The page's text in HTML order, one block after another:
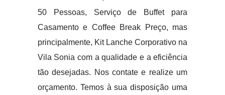
50 Pessoas, Serviço de Buffet para
Casamento e Coffee Break Preço, mas
principalmente, Kit Lanche Corporativo na
Vila Sonia com a qualidade e a eficiência
tão desejadas. Nos contate e realize um
orçamento. Temos à sua disposição uma